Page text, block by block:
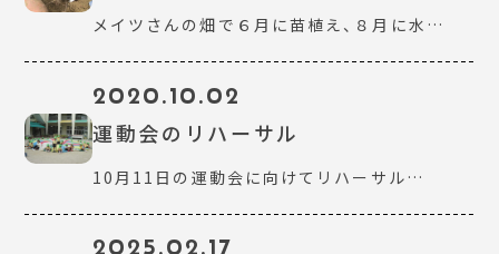
メイツさんの畑で６月に苗植え、８月に水…
2020.10.02
運動会のリハーサル
10月11日の運動会に向けてリハーサル…
2025.02.17